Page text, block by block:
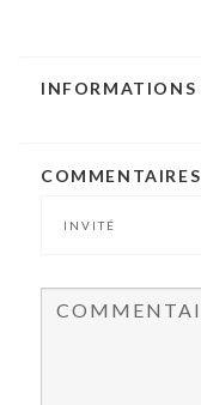
INFORMATIONS
COMMENTAIRES